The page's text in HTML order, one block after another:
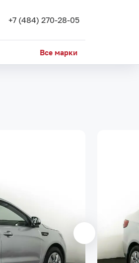
+7 (484) 270-28-05
Все марки